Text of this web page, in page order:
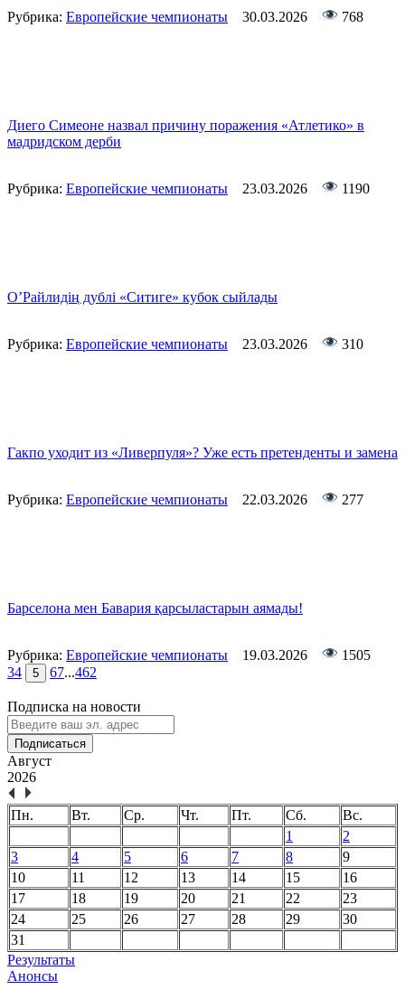
Рубрика: Европейские чемпионаты 30.03.2026 768
Диего Симеоне назвал причину поражения «Атлетико» в
мадридском дерби
Рубрика: Европейские чемпионаты 23.03.2026 1190
О’Райлидің дублі «Ситиге» кубок сыйлады
Рубрика: Европейские чемпионаты 23.03.2026 310
Гакпо уходит из «Ливерпуля»? Уже есть претенденты и замена
Рубрика: Европейские чемпионаты 22.03.2026 277
Барселона мен Бавария қарсыластарын аямады!
Рубрика: Европейские чемпионаты 19.03.2026
1505
34 5 67...462
Подписка на новости
Подписаться
Август
2026
Пн. Вт. Ср. Чт. Пт. Сб.
Вс.
1
2
3
4 5 6 7 8
9
10
11 12 13 14 15
16
17
18 19 20 21 22
23
24
25 26 27 28 29
30
31
Результаты
Анонсы